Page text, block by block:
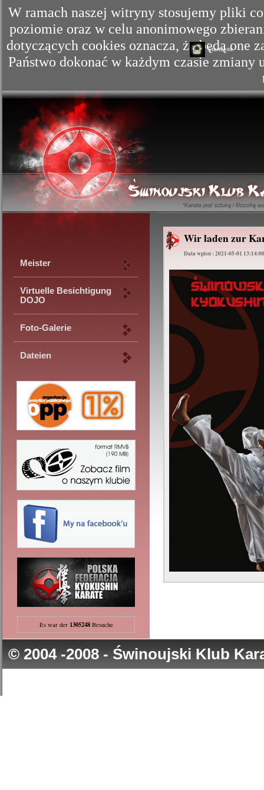
W ramach naszej witryny stosujemy pliki
poziomie oraz w celu anonimowego
dotyczących cookies oznacza, że będą one
Państwo dokonać w każdym czasie
Startseite
Meister
Virtuelle Besichtigung
DOJO
Foto-Galerie
Dateien
Es war der 1305248Besuche
Wir laden zur
Data wpisu : 2021-05-01 13:14:00
© 2004 -2008 - Świnoujski Klub